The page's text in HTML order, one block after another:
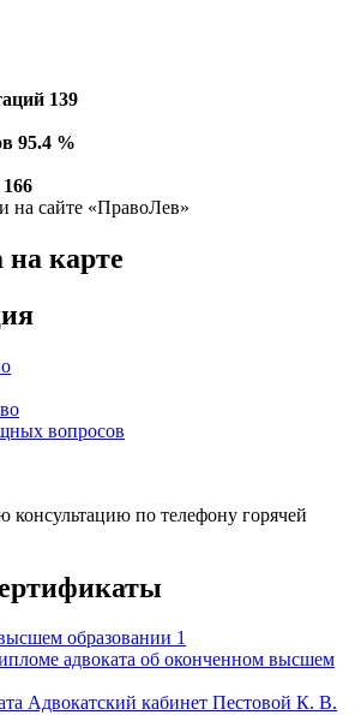
139
95.4 %
166
на сайте «ПравоЛев»
карте
вопросов
консультацию по телефону горячей